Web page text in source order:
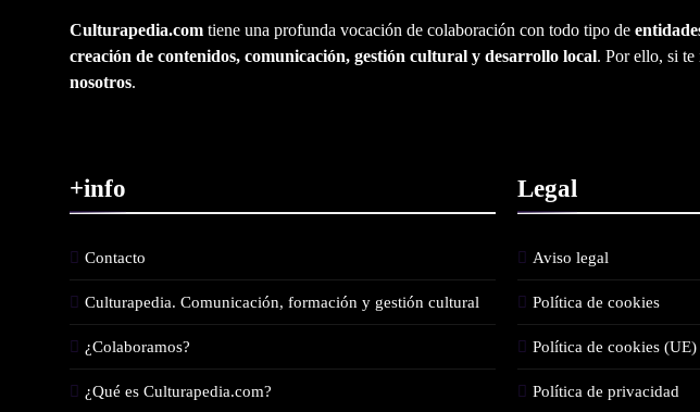
Culturapedia.com tiene una profunda vocación de colaboración con todo tipo de
creación de contenidos, comunicación, gestión cultural y desarrollo local. Por ello, si te
nosotros.
+info
Contacto
Culturapedia. Comunicación, formación y gestión cultural
¿Colaboramos?
¿Qué es Culturapedia.com?
Legal
Aviso legal
Política de cookies
Política de cookies (UE)
Política de privacidad